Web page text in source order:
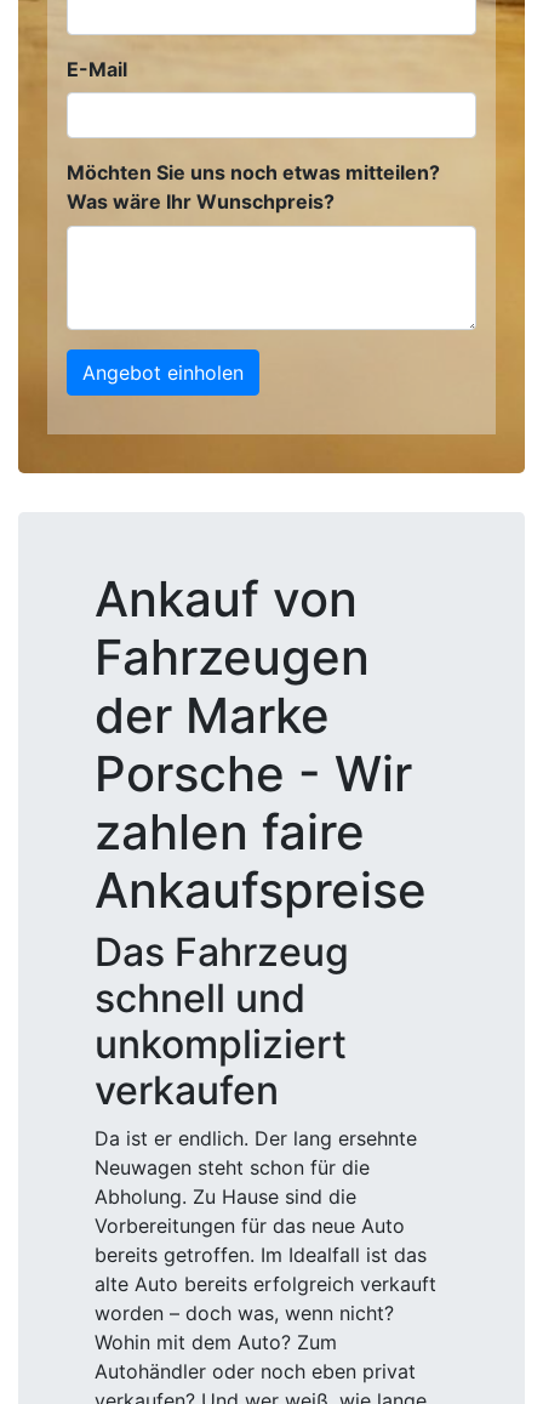
E-Mail
Möchten Sie uns noch etwas mitteilen?
Was wäre Ihr Wunschpreis?
Angebot einholen
Ankauf von
Fahrzeugen
der Marke
Porsche - Wir
zahlen faire
Ankaufspreise
Das Fahrzeug
schnell und
unkompliziert
verkaufen
Da ist er endlich. Der lang ersehnte
Neuwagen steht schon für die
Abholung. Zu Hause sind die
Vorbereitungen für das neue Auto
bereits getroffen. Im Idealfall ist das
alte Auto bereits erfolgreich verkauft
worden – doch was, wenn nicht?
Wohin mit dem Auto? Zum
Autohändler oder noch eben privat